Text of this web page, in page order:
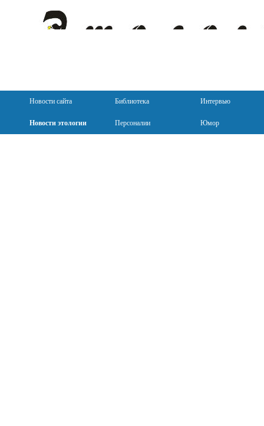
Новости сайта Библиотека Интервью
Новости этологии Персоналии Юмор